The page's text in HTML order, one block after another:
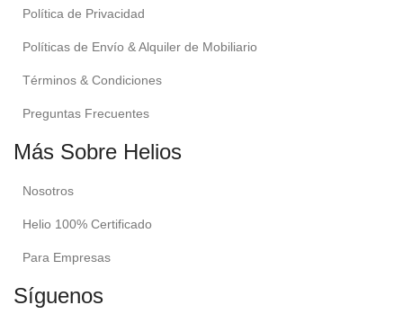
Política de Privacidad
Políticas de Envío & Alquiler de Mobiliario
Términos & Condiciones
Preguntas Frecuentes
Más Sobre Helios
Nosotros
Helio 100% Certificado
Para Empresas
Síguenos